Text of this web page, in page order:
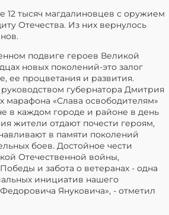
12 тысяч магдалиновцев с оружием
Отечества. Из них вернулось
подвиге героев Великой
новых поколений-это залог
ее процветания и развития.
губернатора Дмитрия
марафона «Слава освободителям»
в каждом городе и районе в день
жители отдают почести героям,
в памяти поколений
боев. Достойное чести
Отечественной войны,
и забота о ветеранах - одна
инициатив нашего
Януковича», - отметил